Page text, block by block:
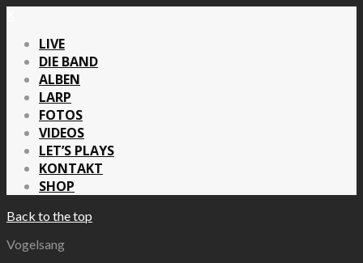
LIVE
DIE BAND
ALBEN
LARP
FOTOS
VIDEOS
LET’S PLAYS
KONTAKT
SHOP
Back to the top
Vogelsang